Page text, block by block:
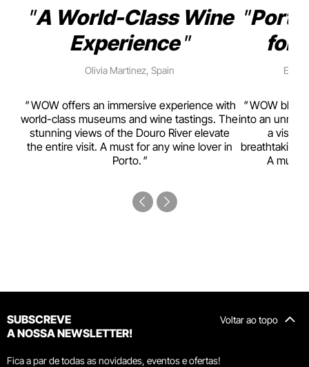
A World-Class Wine
Experience
Olivia Martinez, Spain
WOW offers an immersive experience with
world-class museums and wine tastings. The
stunning views of the Douro River elevate
the entire visit. A must for any wine lover in
Porto.
for
WOW
into an
a visual
breathtaking
A must-
Voltar ao topo
SUBSCREVE
A NOSSA NEWSLETTER!
Fica a par de todas as novidades, eventos e ofertas!